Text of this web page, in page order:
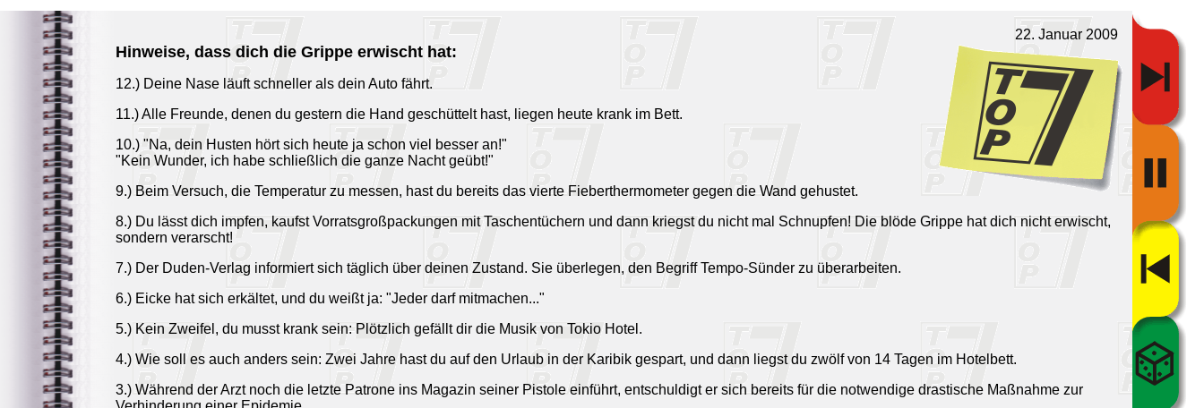
22. Januar 2009
Hinweise, dass dich die Grippe erwischt hat:
12.) Deine Nase läuft schneller als dein Auto fährt.
11.) Alle Freunde, denen du gestern die Hand geschüttelt hast, liegen heute krank im Bett.
10.) "Na, dein Husten hört sich heute ja schon viel besser an!"
"Kein Wunder, ich habe schließlich die ganze Nacht geübt!"
9.) Beim Versuch, die Temperatur zu messen, hast du bereits das vierte Fieberthermometer gegen die Wand gehustet.
8.) Du lässt dich impfen, kaufst Vorratsgroßpackungen mit Taschentüchern und dann kriegst du nicht mal Schnupfen! Die blöde Grippe hat dich nicht erwischt,
sondern verarscht!
7.) Der Duden-Verlag informiert sich täglich über deinen Zustand. Sie überlegen, den Begriff Tempo-Sünder zu überarbeiten.
6.) Eicke hat sich erkältet, und du weißt ja: "Jeder darf mitmachen..."
5.) Kein Zweifel, du musst krank sein: Plötzlich gefällt dir die Musik von Tokio Hotel.
4.) Wie soll es auch anders sein: Zwei Jahre hast du auf den Urlaub in der Karibik gespart, und dann liegst du zwölf von 14 Tagen im Hotelbett.
3.) Während der Arzt noch die letzte Patrone ins Magazin seiner Pistole einführt, entschuldigt er sich bereits für die notwendige drastische Maßnahme zur